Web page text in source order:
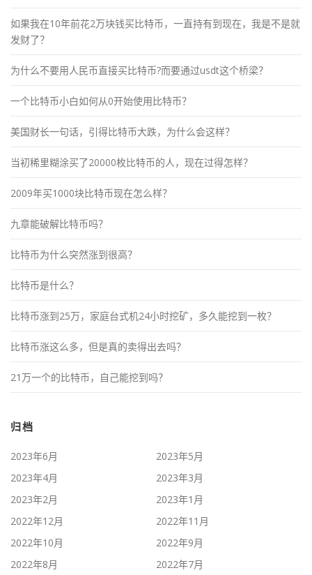
如果我在10年前花2万块钱买比特币，一直持有到现在，我是不是就
发财了？
为什么不要用人民币直接买比特币?而要通过usdt这个桥梁？
一个比特币小白如何从0开始使用比特币？
美国财长一句话，引得比特币大跌，为什么会这样？
当初稀里糊涂买了20000枚比特币的人，现在过得怎样？
2009年买1000块比特币现在怎么样？
九章能破解比特币吗？
比特币为什么突然涨到很高？
比特币是什么？
比特币涨到25万，家庭台式机24小时挖矿，多久能挖到一枚？
比特币涨这么多，但是真的卖得出去吗？
21万一个的比特币，自己能挖到吗？
归档
2023年6月
2023年5月
2023年4月
2023年3月
2023年2月
2023年1月
2022年12月
2022年11月
2022年10月
2022年9月
2022年8月
2022年7月